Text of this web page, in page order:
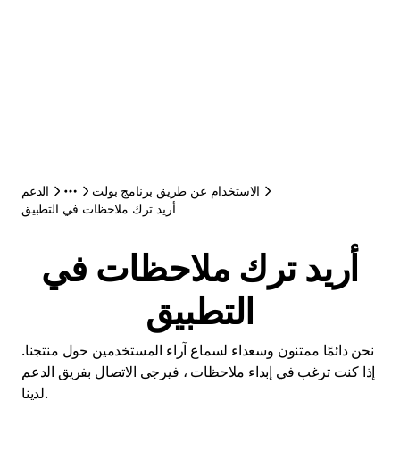
الدعم
الاستخدام عن طريق برنامج بولت
أريد ترك ملاحظات في التطبيق
أريد ترك ملاحظات في
التطبيق
نحن دائمًا ممتنون وسعداء لسماع آراء المستخدمين حول منتجنا.
إذا كنت ترغب في إبداء ملاحظات ، فيرجى الاتصال بفريق الدعم
لدينا.